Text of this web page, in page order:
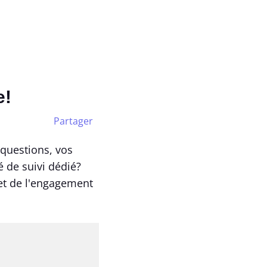
Partager
vos
de suivi dédié?
de l'engagement